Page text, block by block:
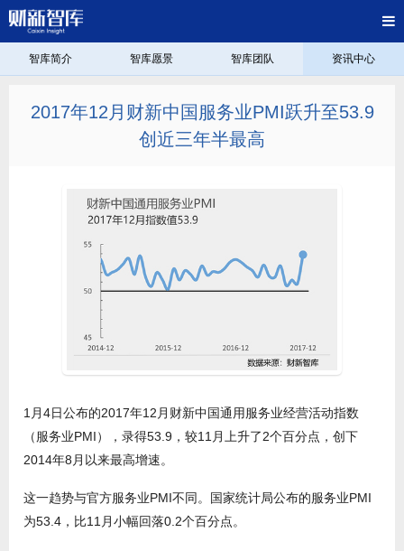
智库简介 智库愿景 智库团队 资讯中心
2017年12月财新中国服务业PMI跃升至53.9
创近三年半最高
1月4日公布的2017年12月财新中国通用服务业经营活动指数
（服务业PMI），录得53.9，较11月上升了2个百分点，创下
2014年8月以来最高增速。
这一趋势与官方服务业PMI不同。国家统计局公布的服务业PMI
为53.4，比11月小幅回落0.2个百分点。